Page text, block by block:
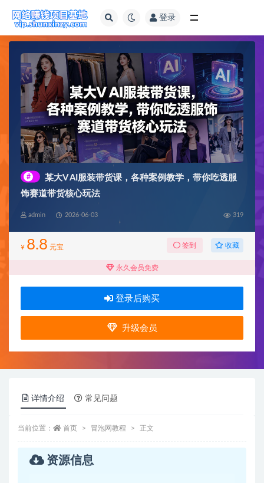
登录
#
某大V AI服装带货课，各种案例教学，带你吃透服
饰赛道带货核心玩法
admin 2026-06-03 319
¥ 8.8 元宝 签到 收藏
永久会员免费
登录后购买
升级会员
详情介绍 常见问题
当前位置： 首页 冒泡网教程 正文
资源信息